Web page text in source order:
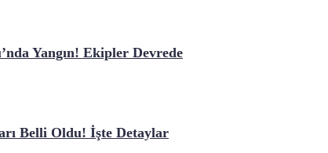
Yangın! Ekipler Devrede
Belli Oldu! İşte Detaylar